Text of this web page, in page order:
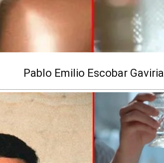
Pablo Emilio Escobar Gaviria